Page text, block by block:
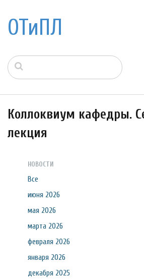
ОТиПЛ
Коллоквиум кафедры.
лекция
НОВОСТИ
Все
июня 2026
мая 2026
марта 2026
февраля 2026
января 2026
декабря 2025